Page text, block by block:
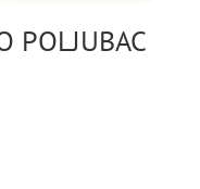
POLJUBAC